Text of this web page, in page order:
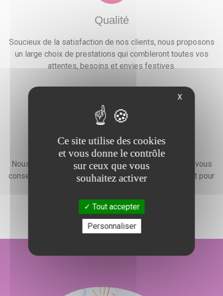
Qualité
Soucieux de la satisfaction de nos clients, nous proposons
un large choix de prestations qui combleront toutes vos
attentes, besoins et envies festives.
Devis gratuit
Nous faisons preuve d'une grande disponibilité pour vous
conseiller, vous renseigner et élaborer un devis gratuit pour
X
Ce site utilise des cookies
et vous donne le contrôle
sur ceux que vous
souhaitez activer
Tout accepter
Personnaliser